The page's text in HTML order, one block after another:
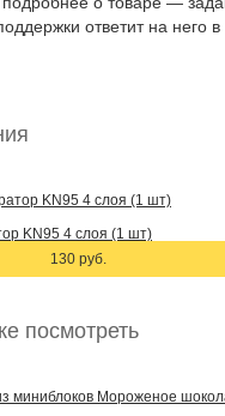
ответит на него
KN95 4 слоя (1 шт)
130 руб.
посмотреть